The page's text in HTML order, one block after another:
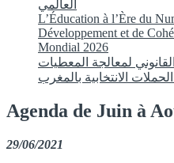
العالمي
L’Éducation à l’Ère du
Développement et de
Mondial 2026
الإطار القانوني لمعالجة المعطيات
الانتخابية بالمغرب
Agenda de Juin à
29/06/2021